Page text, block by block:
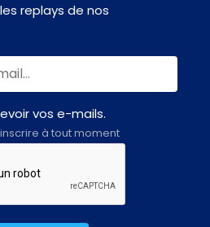
replays de nos
vos e-mails.
à tout moment